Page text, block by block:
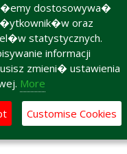
dostosowywa�
oraz
statystycznych.
informacji
zmieni� ustawienia
More
Customise Cookies